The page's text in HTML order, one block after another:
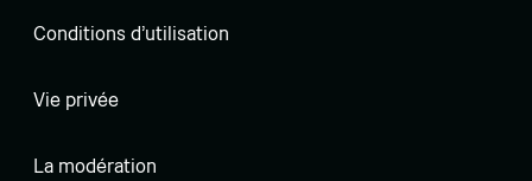
Conditions d'utilisation
Vie privée
La modération